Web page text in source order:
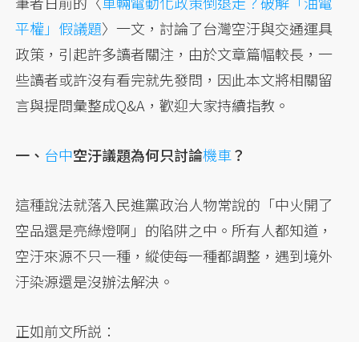
平權」假議題〉一文，討論了台灣空汙與交通運具
政策，引起許多讀者關注，由於文章篇幅較長，一
些讀者或許沒有看完就先發問，因此本文將相關留
言與提問彙整成Q&A，歡迎大家持續指教。
一、 台中空汙議題為何只討論機車？
這種說法就落入民進黨政治人物常說的「中火開了
空品還是亮綠燈啊」的陷阱之中。所有人都知道，
空汙來源不只一種，縱使每一種都調整，遇到境外
汙染源還是沒辦法解決。
正如前文所説：